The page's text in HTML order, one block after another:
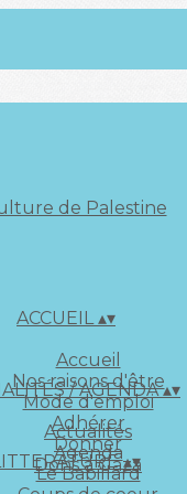
ACCUEIL▴▾
Accueil
Nos raisons d'être
Mode d'emploi
Adhérer
Donner
Dons à Gaza
/ AGENDA▴▾
Actualités
Agenda
Le Babillard
▴▾